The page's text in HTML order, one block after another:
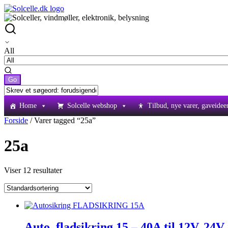
All
Home Solcelle webshop Tilbud, nye varer,
Forside / Varer tagged “25a”
25a
Viser 12 resultater